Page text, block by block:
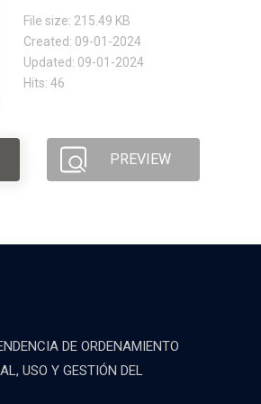
File size: 215.49 KB
Created: 09-01-2024
Updated: 09-01-2024
Hits: 46
PREVIEW
DE ORDENAMIENTO
USO Y GESTIÓN DEL